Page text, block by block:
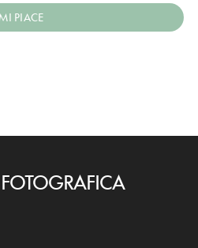
MI PIACE